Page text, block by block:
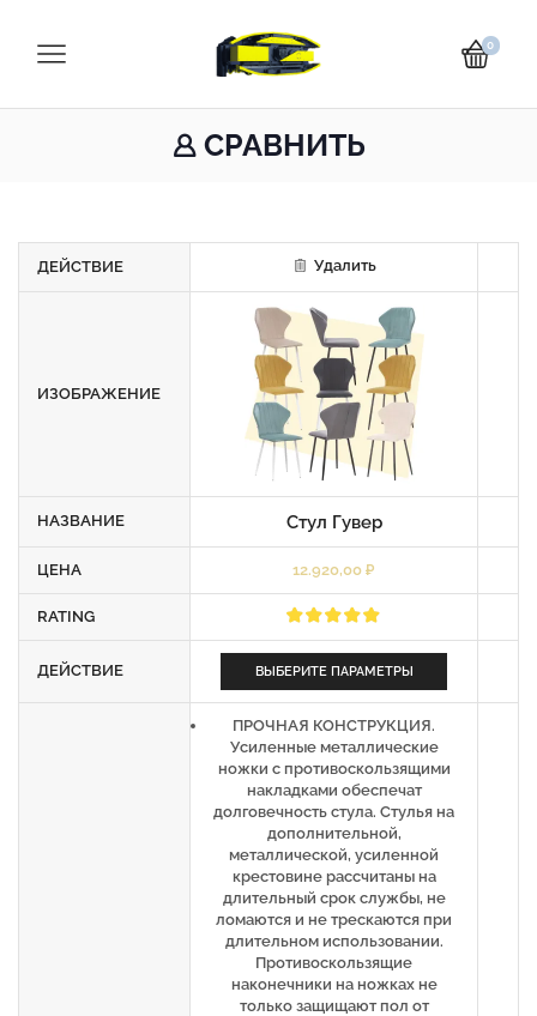
0
СРАВНИТЬ
ДЕЙСТВИЕ Удалить
ИЗОБРАЖЕНИЕ
НАЗВАНИЕ Стул Гувер
ЦЕНА 12.920,00 ₽
RATING
ДЕЙСТВИЕ ВЫБЕРИТЕ ПАРАМЕТРЫ
ПРОЧНАЯ КОНСТРУКЦИЯ.
Усиленные металлические
ножки с противоскользящими
накладками обеспечат
долговечность стула. Стулья на
дополнительной,
металлической, усиленной
крестовине рассчитаны на
длительный срок службы, не
ломаются и не трескаются при
длительном использовании.
Противоскользящие
наконечники на ножках не
только защищают пол от